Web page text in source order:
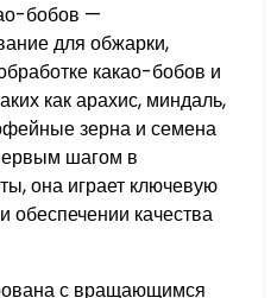
бобов —
для обжарки,
какао-бобов и
как арахис, миндаль,
зерна и семена
шагом в
она играет ключевую
обеспечении качества
с вращающимся